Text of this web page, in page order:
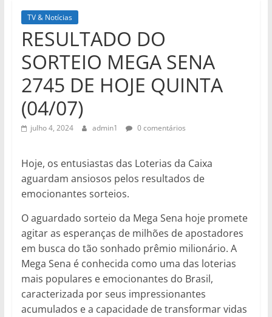
TV & Notícias
RESULTADO DO
SORTEIO MEGA SENA
2745 DE HOJE QUINTA
(04/07)
julho 4, 2024 admin1 0 comentários
Hoje, os entusiastas das Loterias da Caixa
aguardam ansiosos pelos resultados de
emocionantes sorteios.
O aguardado sorteio da Mega Sena hoje promete
agitar as esperanças de milhões de apostadores
em busca do tão sonhado prêmio milionário. A
Mega Sena é conhecida como uma das loterias
mais populares e emocionantes do Brasil,
caracterizada por seus impressionantes
acumulados e a capacidade de transformar vidas